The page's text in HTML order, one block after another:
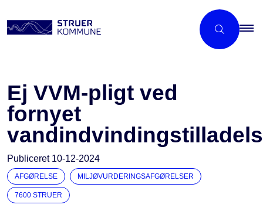
Ej VVM-pligt ved
fornyet
Publiceret 10-12-2024
AFGØRELSE MILJØVURDERINGSAFGØRELSER
7600 STRUER